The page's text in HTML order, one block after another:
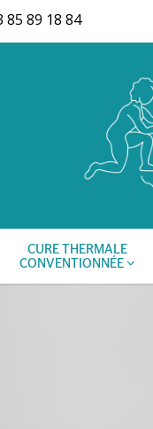
85 89 18 84
CURE THERMALE
CONVENTIONNÉE